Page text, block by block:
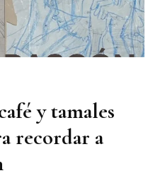
Merece
Un
y tamales
recordar a